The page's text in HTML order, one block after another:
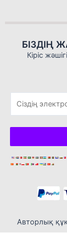
БІЗДІҢ
Кіріс
т
р
о
Авторлық